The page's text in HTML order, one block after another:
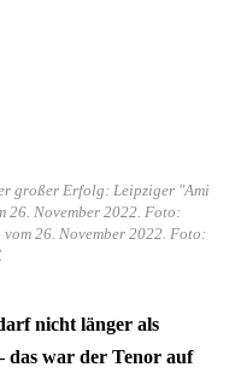
großer Erfolg: Leipziger "Ami
26. November 2022. Foto:
26. November 2022. Foto:
nicht länger als
das war der Tenor auf